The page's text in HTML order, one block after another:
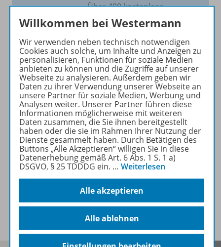
Über 400 kostenlose
Materialien für einen
vielfältigen
Englischunterricht:
Arbeitsblätter,
Kopiervorlagen, Videos und
Podcast-Episoden.
Mehr Informationen
Informationen
Beschreibung
Willkommen bei Westermann
Wir verwenden neben technisch notwendigen
Cookies auch solche, um Inhalte und Anzeigen zu
personalisieren, Funktionen für soziale Medien
anbieten zu können und die Zugriffe auf unserer
Webseite zu analysieren. Außerdem geben wir
Daten zu ihrer Verwendung unserer Webseite an
unsere Partner für soziale Medien, Werbung und
Analysen weiter. Unserer Partner führen diese
Informationen möglicherweise mit weiteren
Daten zusammen, die Sie ihnen bereitgestellt
haben oder die sie im Rahmen Ihrer Nutzung der
Dienste gesammelt haben. Durch Betätigen des
Buttons „Alle Akzeptieren“ willigen Sie in diese
Datenerhebung gemäß Art. 6 Abs. 1 S. 1 a)
DSGVO, § 25 TDDDG ein. … Weiterlesen
Alle akzeptieren
Alle ablehnen